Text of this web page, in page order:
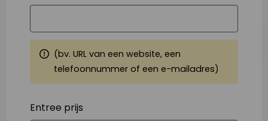
(bv. URL van een website, een
telefoonnummer of een e-mailadres)
Entree prijs